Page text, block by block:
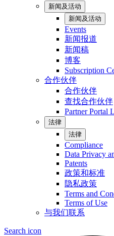
新闻及活动
新闻及活动
Events
新闻报道
新闻稿
博客
Subscription
合作伙伴
合作伙伴
查找合作伙伴
Partner Portal
法律
法律
Compliance
Data Privacy
Patents
政策和标准
隐私政策
Terms and
Terms of Use
与我们联系
Search icon